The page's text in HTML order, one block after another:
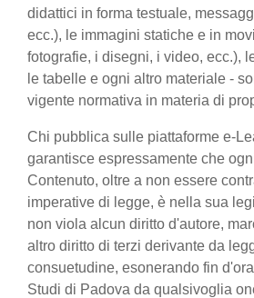
didattici in forma testuale,
ecc.), le immagini statiche e in
fotografie, i disegni, i video, ecc.),
le tabelle e ogni altro materiale -
vigente normativa in materia di
Chi pubblica sulle piattaforme e-
garantisce espressamente che
Contenuto, oltre a non essere
imperative di legge, è nella sua
non viola alcun diritto d'autore,
altro diritto di terzi derivante da
consuetudine, esonerando fin
Studi di Padova da qualsivoglia